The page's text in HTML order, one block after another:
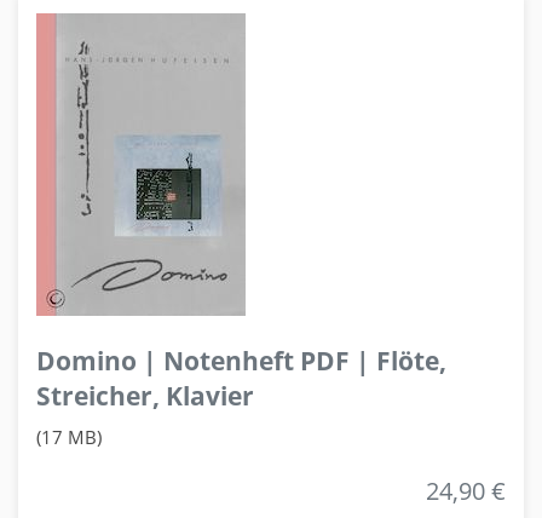
Domino | Notenheft PDF | Flöte,
Streicher, Klavier
(17 MB)
24,90 €